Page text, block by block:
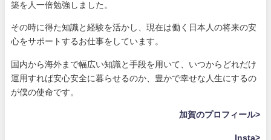
築を人一倍勉強しました。
その時に得た知識と経験を活かし、現在は働く日本人の将来の安
心をサポートするお仕事をしています。
国内から海外まで幅広い知識と手段を用いて、いつからどれだけ
運用すれば安心安全に暮らせるのか、豊かで幸せな人生にするの
が僕の使命です。
加賀のプロフィール>
Insta>